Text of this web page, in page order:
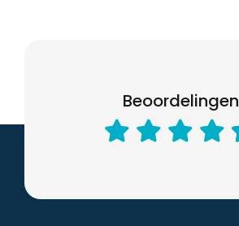
Beoordelingen